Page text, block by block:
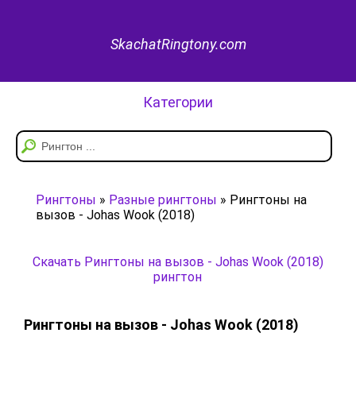
SkachatRingtony.com
Категории
Рингтоны » Разные рингтоны » Рингтоны на
вызов - Johas Wook (2018)
Скачать Рингтоны на вызов - Johas Wook (2018)
рингтон
Рингтоны на вызов - Johas Wook (2018)